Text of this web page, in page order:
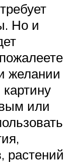
Но и
желании
или
растений